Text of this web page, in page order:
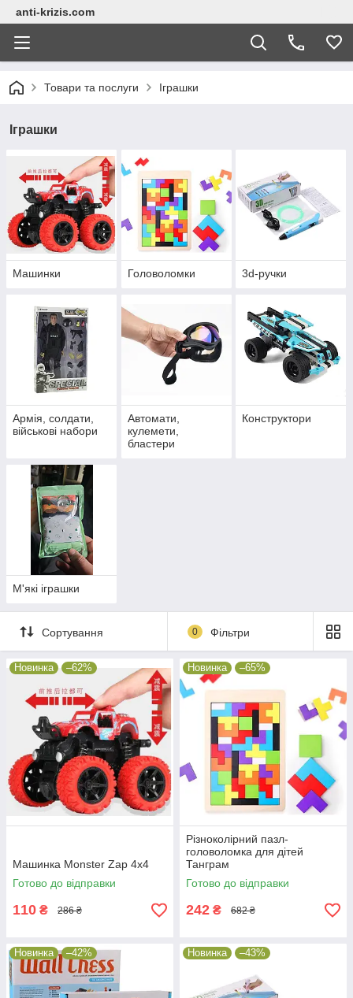
anti-krizis.com
Товари та послуги Іграшки
Іграшки
Машинки Головоломки 3d-ручки
Армія, солдати,
військові набори
Автомати,
кулемети,
бластери
Конструктори
М'які іграшки
Сортування 0 Фільтри
Новинка –62%
Машинка Monster Zap 4x4
Готово до відправки
110 ₴ 286 ₴
Новинка –65%
Різноколірний пазл-
головоломка для дітей
Танграм
Готово до відправки
242 ₴ 682 ₴
Новинка –42% Новинка –43%